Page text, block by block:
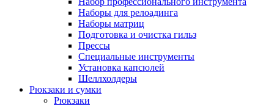
Наборы для релоадинга
Наборы матриц
Подготовка и очистка гильз
Прессы
Специальные инструменты
Установка капсюлей
Шеллхолдеры
Рюкзаки и сумки
Рюкзаки